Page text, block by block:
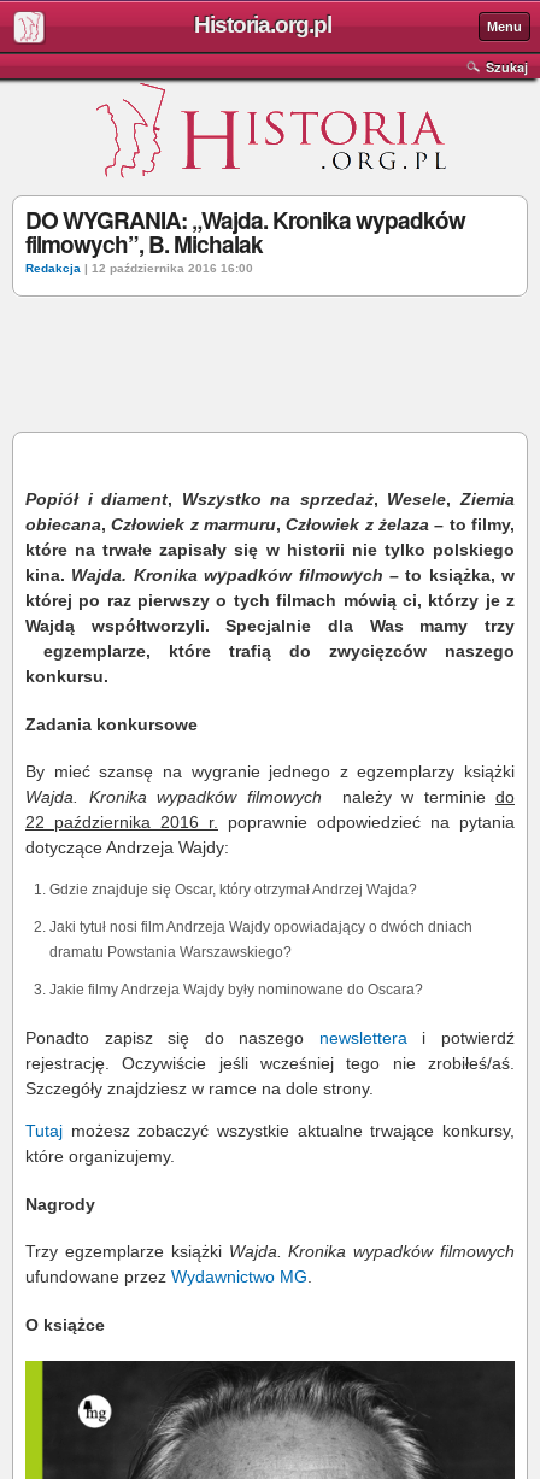
Historia.org.pl Menu
Szukaj
DO WYGRANIA: „Wajda. Kronika wypadków
filmowych”, B. Michalak
Redakcja | 12 października 2016 16:00
Popiół i diament, Wszystko na sprzedaż, Wesele,Ziemia
obiecana,Człowiek z marmuru,Człowiek z żelaza – to filmy,
które na trwałe zapisały się w historii nie tylko polskiego
kina. Wajda. Kronika wypadków filmowych – to książka, w
której po raz pierwszy o tych filmach mówią ci, którzy je z
Wajdą współtworzyli. Specjalnie dla Was mamy trzy
egzemplarze, które trafią do zwycięzców naszego
konkursu.
Zadania konkursowe
By mieć szansę na wygranie jednego z egzemplarzy książki
Wajda. Kronika wypadków filmowych należy w terminie do
22 października 2016 r. poprawnie odpowiedzieć na pytania
dotyczące Andrzeja Wajdy:
Gdzie znajduje się Oscar, który otrzymał Andrzej Wajda?
Jaki tytuł nosi film Andrzeja Wajdy opowiadający o dwóch dniach
dramatu Powstania Warszawskiego?
Jakie filmy Andrzeja Wajdy były nominowane do Oscara?
Ponadto zapisz się do naszego newsletterai potwierdź
rejestrację. Oczywiście jeśli wcześniej tego nie zrobiłeś/aś.
Szczegóły znajdziesz w ramce na dole strony.
Tutaj możesz zobaczyć wszystkie aktualne trwające konkursy,
które organizujemy.
Nagrody
Trzy egzemplarze książki Wajda. Kronika wypadków filmowych
ufundowane przez Wydawnictwo MG.
O książce